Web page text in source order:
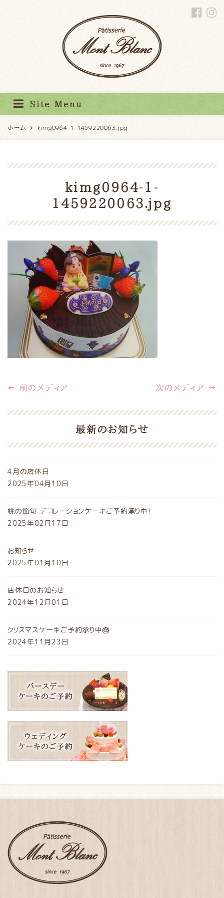
Site Menu
ホーム kimg0964-1-1459220063.jpg
kimg0964-1-
1459220063.jpg
← 前のメディア 次のメディア →
最新のお知らせ
4月の店休日
2025年04月10日
桃の節句 デコレーションケーキご予約承り中！
2025年02月17日
お知らせ
2025年01月10日
店休日のお知らせ
2024年12月01日
クリスマスケーキご予約承り中🎂
2024年11月23日